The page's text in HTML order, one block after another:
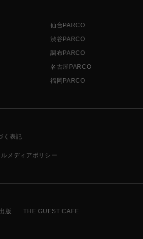
仙台PARCO
渋谷PARCO
調布PARCO
名古屋PARCO
福岡PARCO
く表記
メディアポリシー
版 THE GUEST CAFE